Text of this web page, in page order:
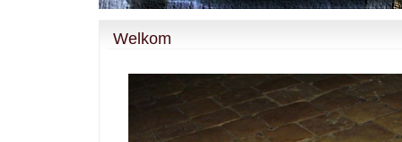
Welkom